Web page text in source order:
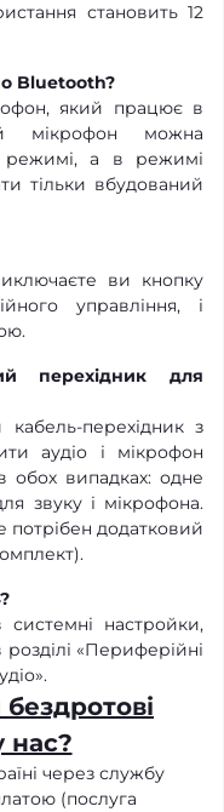
становить 12
Bluetooth?
який працює в
мікрофон можна
режимі, а в режимі
тільки вбудований
ви кнопку
управління, і
перехідник для
перехідник з
аудіо і мікрофон
випадках: одне
звуку і мікрофона.
потрібен додатковий
настройки,
«Периферійні
нас?
через службу
(послуга